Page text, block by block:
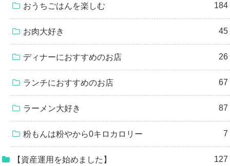
おうちごはんを楽しむ 184
お肉大好き 45
ディナーにおすすめのお店 26
ランチにおすすめのお店 67
ラーメン大好き 87
粉もんは粉やから0キロカロリー 7
【資産運用を始めました】 127